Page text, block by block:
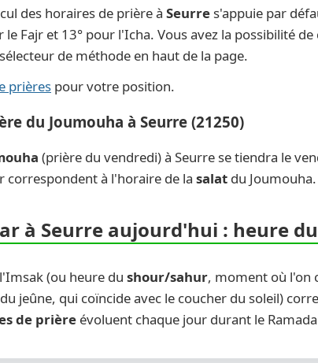
des horaires de prière à Seurre s'appuie par
le Fajr et 13° pour l'Icha. Vous avez la possibilité
de méthode en haut de la page.
prières pour votre position.
du Joumouha à Seurre (21250)
(prière du vendredi) à Seurre se tiendra le
correspondent à l'horaire de la salat du Joumouha.
à Seurre aujourd'hui : heure
(ou heure du shour/sahur, moment où l'on
jeûne, qui coïncide avec le coucher du soleil)
de prière évoluent chaque jour durant le